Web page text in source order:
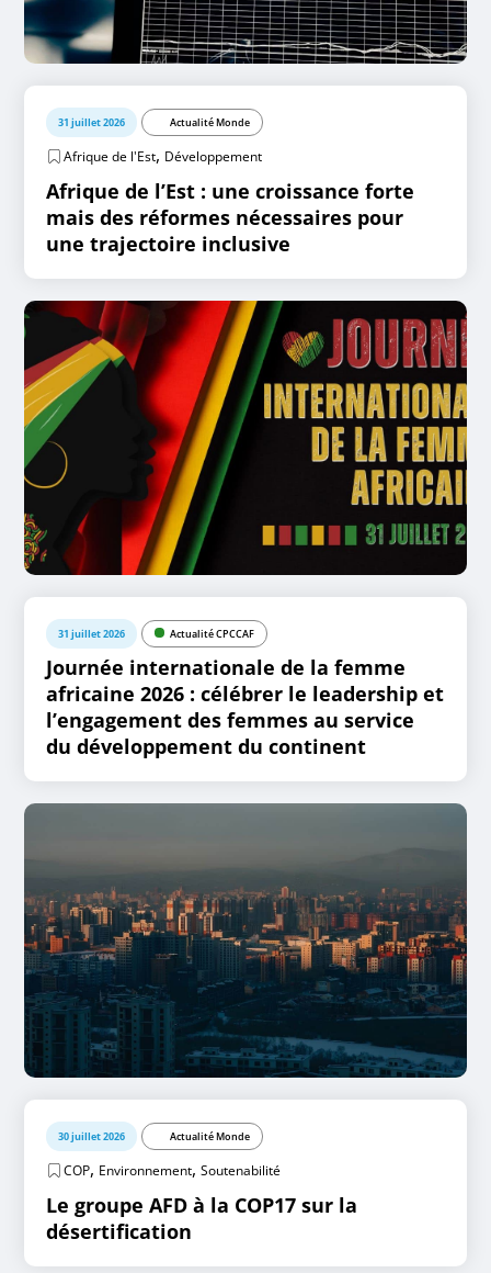
31 juillet 2026 Actualité Monde
Afrique de l'Est, Développement
Afrique de l’Est : une croissance forte
mais des réformes nécessaires pour
une trajectoire inclusive
31 juillet 2026 Actualité CPCCAF
Journée internationale de la femme
africaine 2026 : célébrer le leadership et
l’engagement des femmes au service
du développement du continent
30 juillet 2026 Actualité Monde
COP, Environnement,Soutenabilité
Le groupe AFD à la COP17 sur la
désertification